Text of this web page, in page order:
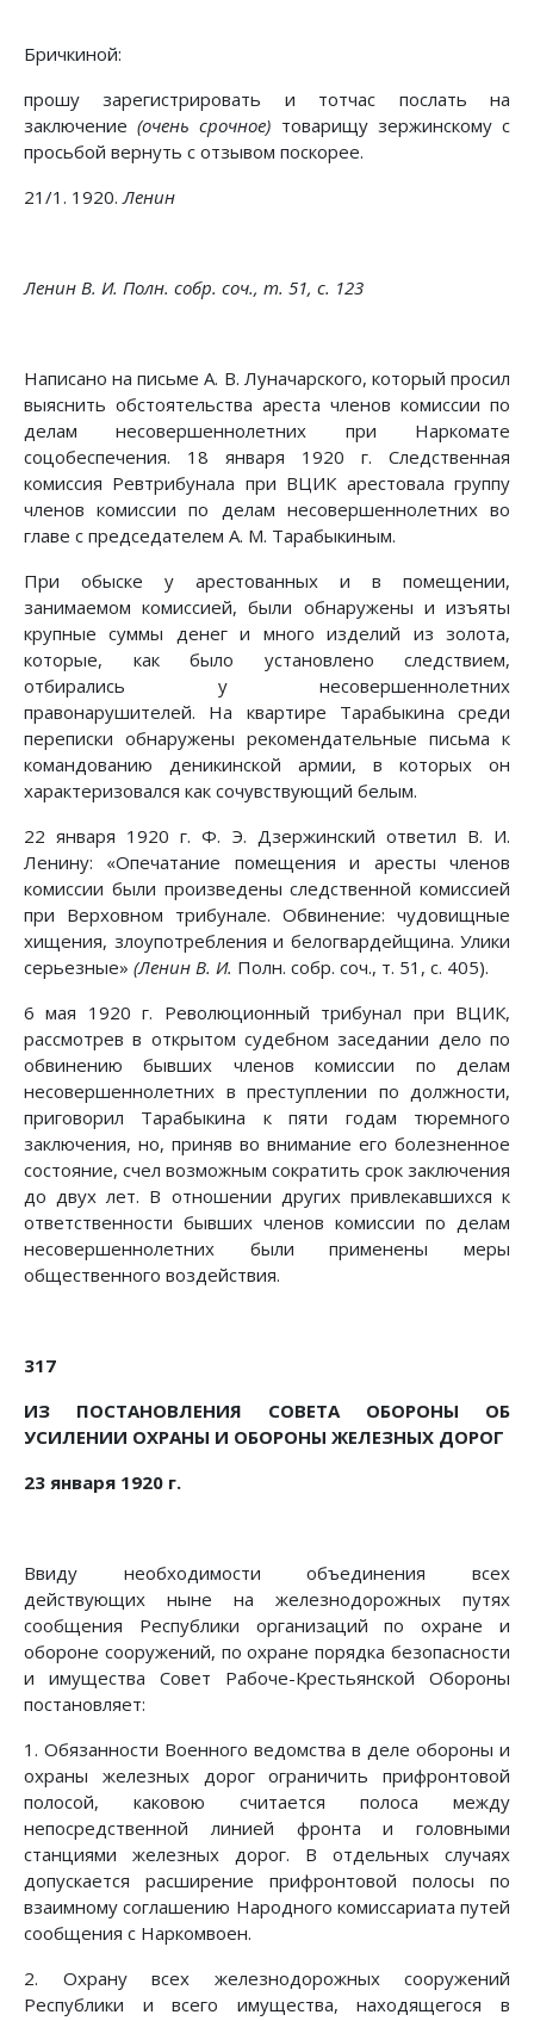
Бричкиной:
прошу зарегистрировать и тотчас послать на
заключение(очень срочное) товарищу зержинскому с
просьбой вернуть с отзывом поскорее.
21/1. 1920.Ленин
Ленин В. И. Полн. собр. соч., т. 51, с. 123
Написано на письме А. В. Луначарского, который просил
выяснить обстоятельства ареста членов комиссии по
делам несовершеннолетних при Наркомате
соцобеспечения. 18 января 1920 г. Следственная
комиссия Ревтрибунала при ВЦИК арестовала группу
членов комиссии по делам несовершеннолетних во
главе с председателем А. М. Тарабыкиным.
При обыске у арестованных и в помещении,
занимаемом комиссией, были обнаружены и изъяты
крупные суммы денег и много изделий из золота,
которые, как было установлено следствием,
отбирались у несовершеннолетних
правонарушителей. На квартире Тарабыкина среди
переписки обнаружены рекомендательные письма к
командованию деникинской армии, в которых он
характеризовался как сочувствующий белым.
22 января 1920 г. Ф. Э. Дзержинский ответил В. И.
Ленину: «Опечатание помещения и аресты членов
комиссии были произведены следственной комиссией
при Верховном трибунале. Обвинение: чудовищные
хищения, злоупотребления и белогвардейщина. Улики
серьезные» (Ленин В. И. Полн. собр. соч., т. 51, с. 405).
6 мая 1920 г. Революционный трибунал при ВЦИК,
рассмотрев в открытом судебном заседании дело по
обвинению бывших членов комиссии по делам
несовершеннолетних в преступлении по должности,
приговорил Тарабыкина к пяти годам тюремного
заключения, но, приняв во внимание его болезненное
состояние, счел возможным сократить срок заключения
до двух лет. В отношении других привлекавшихся к
ответственности бывших членов комиссии по делам
несовершеннолетних были применены меры
общественного воздействия.
317
ИЗ ПОСТАНОВЛЕНИЯ СОВЕТА ОБОРОНЫ ОБ
УСИЛЕНИИ ОХРАНЫ И ОБОРОНЫ ЖЕЛЕЗНЫХ ДОРОГ
23 января 1920 г.
Ввиду необходимости объединения всех
действующих ныне на железнодорожных путях
сообщения Республики организаций по охране и
обороне сооружений, по охране порядка безопасности
и имущества Совет Рабоче-Крестьянской Обороны
постановляет:
1. Обязанности Военного ведомства в деле обороны и
охраны железных дорог ограничить прифронтовой
полосой, каковою считается полоса между
непосредственной линией фронта и головными
станциями железных дорог. В отдельных случаях
допускается расширение прифронтовой полосы по
взаимному соглашению Народного комиссариата путей
сообщения с Наркомвоен.
2. Охрану всех железнодорожных сооружений
Республики и всего имущества, находящегося в